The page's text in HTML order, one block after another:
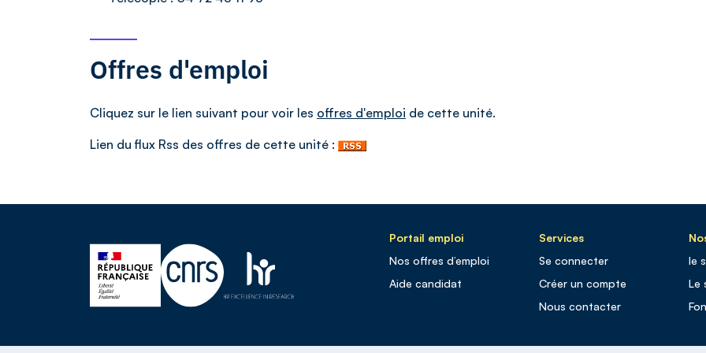
Offres d'emploi
Cliquez sur le lien suivant pour voir les offres d'emploi de cette unité.
Lien du flux Rss des offres de cette unité :
Portail emploi
Nos offres d’emploi
Aide candidat
Services
Se connecter
Créer un compte
Nous contacter
le
Le